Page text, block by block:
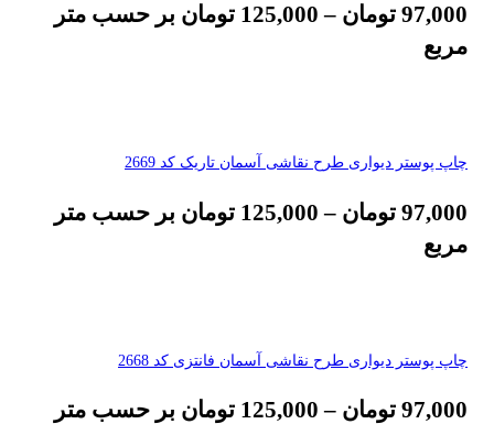
97,000 تومان –
125,000 تومان بر حسب متر
مربع
چاپ پوستر دیواری طرح نقاشی آسمان تاریک کد 2669
97,000 تومان –
125,000 تومان بر حسب متر
مربع
چاپ پوستر دیواری طرح نقاشی آسمان فانتزی کد 2668
97,000 تومان –
125,000 تومان بر حسب متر